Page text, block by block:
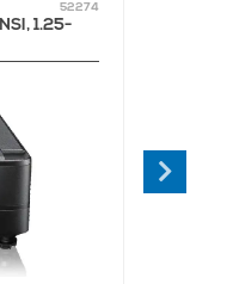
52274
1.25-